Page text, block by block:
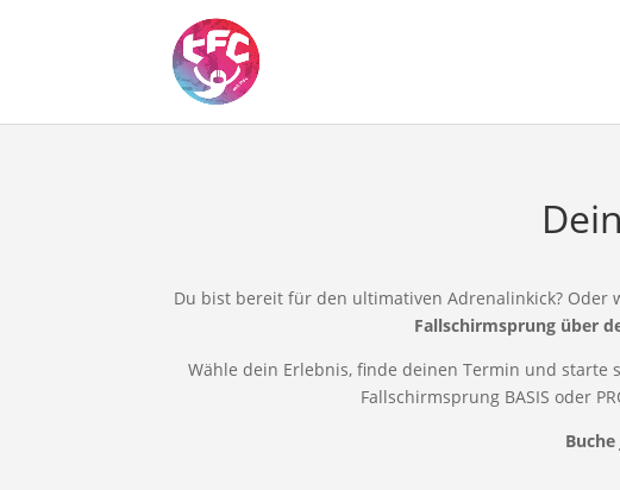
Du bist bereit für den ultimativen Adrenalinkick?
Fallschirmsprung über
Wähle dein Erlebnis, finde deinen Termin und starte
Fallschirmsprung BASIS oder